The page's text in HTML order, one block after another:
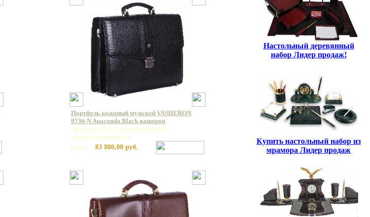
Портфель кожаный мужской VASHERON
9736-N Anaconda Black вашерон
Артикул: 9736 N Anaconda Black
Базовая единица: шт
Цена:
83 800,00 руб.
Настольный деревянный
набор Лидер продаж!
Купить настольный набор из
мрамора Лидер продаж